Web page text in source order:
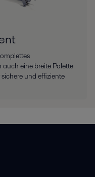
eine breite Palette
und effiziente